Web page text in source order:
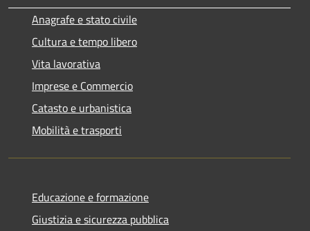
Anagrafe e stato civile
Cultura e tempo libero
Vita lavorativa
Imprese e Commercio
Catasto e urbanistica
Mobilità e trasporti
Educazione e formazione
Giustizia e sicurezza pubblica